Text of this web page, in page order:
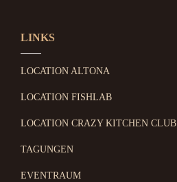
LINKS
LOCATION ALTONA
LOCATION FISHLAB
LOCATION CRAZY KITCHEN CLUB
TAGUNGEN
EVENTRAUM